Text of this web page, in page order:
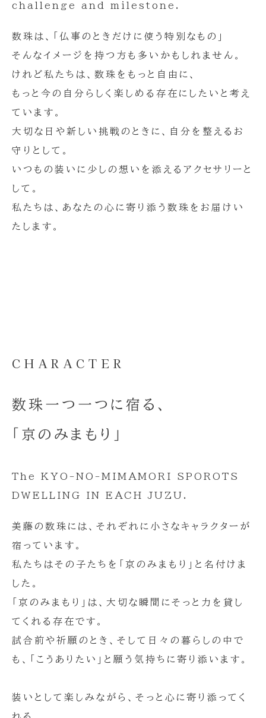
challenge and milestone.
数珠は、「仏事のときだけに使う特別なもの」
そんなイメージを持つ方も多いかもしれません。
けれど私たちは、数珠をもっと自由に、
もっと今の自分らしく楽しめる存在にしたいと考え
ています。
大切な日や新しい挑戦のときに、自分を整えるお
守りとして。
いつもの装いに少しの想いを添えるアクセサリーと
して。
私たちは、あなたの心に寄り添う数珠をお届けい
たします。
CHARACTER
数珠一つ一つに宿る、
「京のみまもり」
The KYO-NO-MIMAMORI SPOROTS
DWELLING IN EACH JUZU.
美藤の数珠には、それぞれに小さなキャラクターが
宿っています。
私たちはその子たちを「京のみまもり」と名付けま
した。
「京のみまもり」は、大切な瞬間にそっと力を貸し
てくれる存在です。
試合前や祈願のとき、そして日々の暮らしの中で
も、「こうありたい」と願う気持ちに寄り添います。
装いとして楽しみながら、そっと心に寄り添ってく